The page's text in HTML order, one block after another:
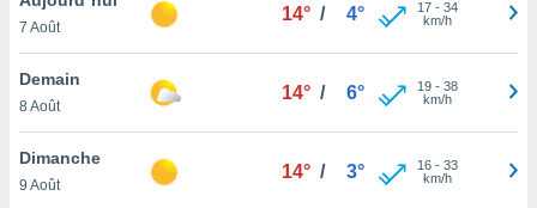
et
»,
au
vous
qu'ils
7 Août
14° / 4° 17- 34
km/h
Demain
8 Août
14° / 6° 19- 38
km/h
Dimanche
9 Août
14° / 3° 16- 33
km/h